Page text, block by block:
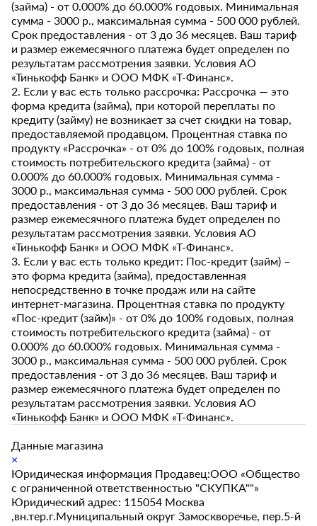
(займа) - от 0.000% до 60.000% годовых. Минимальная
сумма - 3000 р., максимальная сумма - 500 000 рублей.
Срок предоставления - от 3 до 36 месяцев. Ваш тариф
и размер ежемесячного платежа будет определен по
результатам рассмотрения заявки. Условия АО
«Тинькофф Банк» и ООО МФК «Т-Финанс».
2. Если у вас есть только рассрочка: Рассрочка — это
форма кредита (займа), при которой переплаты по
кредиту (займу) не возникает за счет скидки на товар,
предоставляемой продавцом. Процентная ставка по
продукту «Рассрочка» - от 0% до 100% годовых, полная
стоимость потребительского кредита (займа) - от
0.000% до 60.000% годовых. Минимальная сумма -
3000 р., максимальная сумма - 500 000 рублей. Срок
предоставления - от 3 до 36 месяцев. Ваш тариф и
размер ежемесячного платежа будет определен по
результатам рассмотрения заявки. Условия АО
«Тинькофф Банк» и ООО МФК «Т-Финанс».
3. Если у вас есть только кредит: Пос-кредит (займ) –
это форма кредита (займа), предоставленная
непосредственно в точке продаж или на сайте
интернет-магазина. Процентная ставка по продукту
«Пос-кредит (займ)» - от 0% до 100% годовых, полная
стоимость потребительского кредита (займа) - от
0.000% до 60.000% годовых. Минимальная сумма -
3000 р., максимальная сумма - 500 000 рублей. Срок
предоставления - от 3 до 36 месяцев. Ваш тариф и
размер ежемесячного платежа будет определен по
результатам рассмотрения заявки. Условия АО
«Тинькофф Банк» и ООО МФК «Т-Финанс».
Данные магазина
×
Юридическая информация Продавец:ООО «Общество
с ограниченной ответственностью "СКУПКА""»
Юридический адрес: 115054 Москва
,вн.тер.г.Муниципальный округ Замоскворечье, пер.5-й